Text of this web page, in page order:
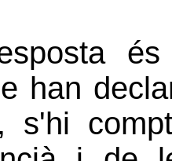
han
s'hi